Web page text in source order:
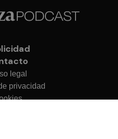
legal
privacidad